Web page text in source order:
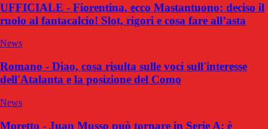
UFFICIALE - Fiorentina, ecco Mastantuono: deciso il
ruolo al fantacalcio! Slot, rigori e cosa fare all’asta
News
Romano - Diao, cosa risulta sulle voci sull'interesse
dell'Atalanta e la posizione del Como
News
Moretto - Juan Musso può tornare in Serie A: è